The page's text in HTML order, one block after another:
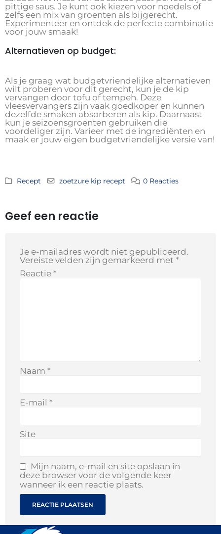
pittige saus. Je kunt ook kiezen voor noedels of
zelfs een mix van groenten als bijgerecht.
Experimenteer en ontdek de perfecte combinatie
voor jouw smaak!
Alternatieven op budget:
Als je graag wat budgetvriendelijke alternatieven
wilt proberen voor dit gerecht, kun je de kip
vervangen door tofu of tempeh. Deze
vleesvervangers zijn vaak goedkoper en kunnen
dezelfde smaken absorberen als kip. Daarnaast
kun je seizoensgroenten gebruiken die
voordeliger zijn. Varieer met de ingrediënten en
maak er jouw eigen budgetvriendelijke versie van!
Recept zoetzure kip recept 0 Reacties
Geef een reactie
Je e-mailadres wordt niet gepubliceerd.
Vereiste velden zijn gemarkeerd met *
Reactie *
Naam *
E-mail *
Site
Mijn naam, e-mail en site opslaan in
deze browser voor de volgende keer
wanneer ik een reactie plaats.